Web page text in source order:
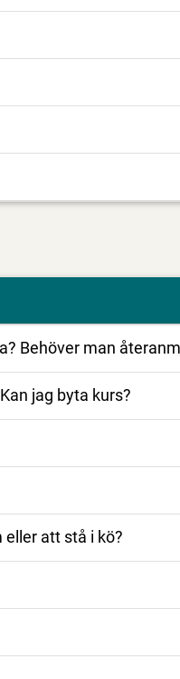
Behöver man
jag byta kurs?
att stå i kö?